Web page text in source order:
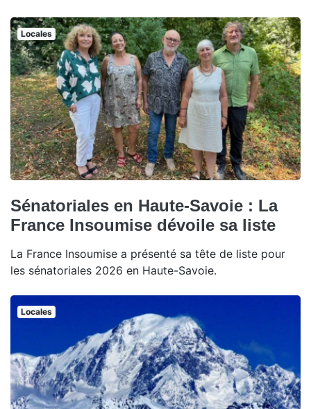
Locales
Sénatoriales en Haute-Savoie : La
France Insoumise dévoile sa liste
La France Insoumise a présenté sa tête de liste pour
les sénatoriales 2026 en Haute-Savoie.
Locales